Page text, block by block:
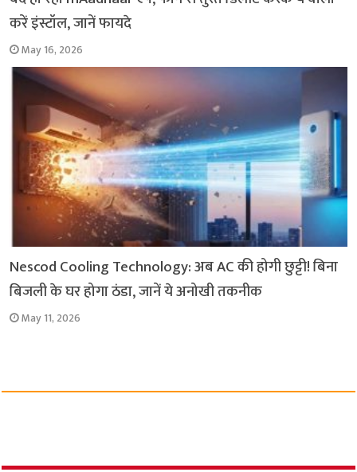
करें इंस्टॉल, जानें फायदे
May 16, 2026
Nescod Cooling Technology: अब AC की होगी छुट्टी! बिना
बिजली के घर होगा ठंडा, जानें ये अनोखी तकनीक
May 11, 2026